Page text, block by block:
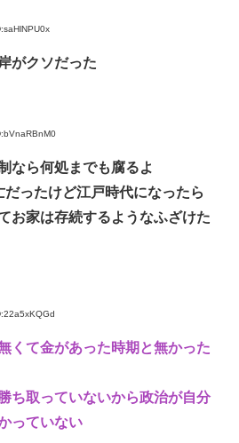
がクソだった
なら何処までも腐るよ
ったけど江戸時代になったら
お家は存続するようなふざけた
くて金があった時期と無かった
ち取っていないから政治が自分
っていない